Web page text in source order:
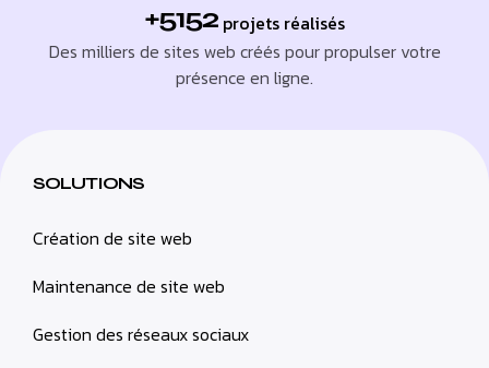
+5152 projets réalisés
Des milliers de sites web créés pour propulser votre
présence en ligne.
SOLUTIONS
Création de site web
Maintenance de site web
Gestion des réseaux sociaux